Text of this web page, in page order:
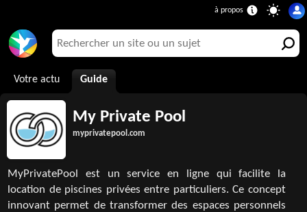
Votre actu Guide
My Private Pool
myprivatepool.com
MyPrivatePool est un service en ligne qui facilite la
location de piscines privées entre particuliers. Ce concept
innovant permet de transformer des espaces personnels